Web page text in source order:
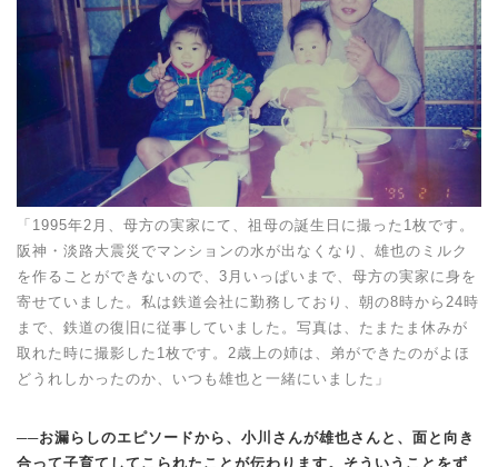
「1995年2月、母方の実家にて、祖母の誕生日に撮った1枚です。
阪神・淡路大震災でマンションの水が出なくなり、雄也のミルク
を作ることができないので、3月いっぱいまで、母方の実家に身を
寄せていました。私は鉄道会社に勤務しており、朝の8時から24時
まで、鉄道の復旧に従事していました。写真は、たまたま休みが
取れた時に撮影した1枚です。2歳上の姉は、弟ができたのがよほ
どうれしかったのか、いつも雄也と一緒にいました」
──お漏らしのエピソードから、小川さんが雄也さんと、面と向き
合って子育てしてこられたことが伝わります。そういうことをず